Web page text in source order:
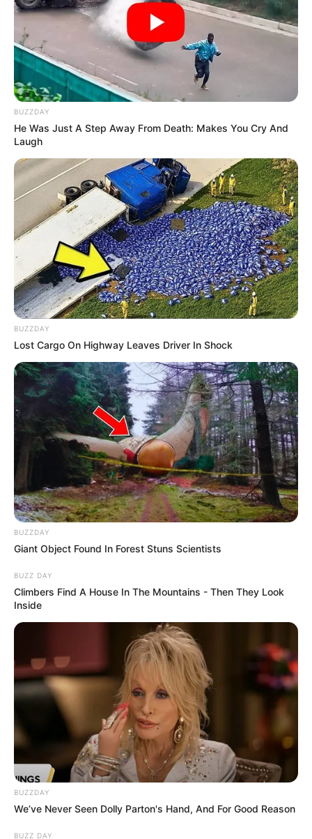
BUZZDAY
He Was Just A Step Away From Death: Makes You Cry And
Laugh
BUZZDAY
Lost Cargo On Highway Leaves Driver In Shock
BUZZDAY
Giant Object Found In Forest Stuns Scientists
BUZZ DAY
Climbers Find A House In The Mountains - Then They Look
Inside
BUZZDAY
We’ve Never Seen Dolly Parton's Hand, And For Good Reason
BUZZ DAY